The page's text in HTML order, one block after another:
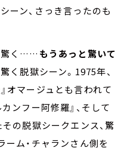
ーン、さっき言ったのも
驚く…… もうあっと驚いて
驚く脱獄シーン。1975年、
オマージュとも言われて
ンフー阿修羅』、そして
その脱獄シークエンス、驚
ーム・チャランさん側を